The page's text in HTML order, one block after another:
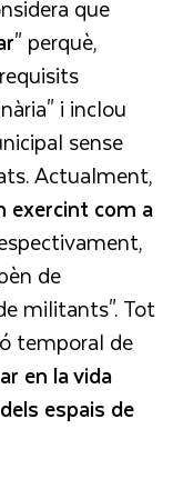
que
" perquè,
i inclou
sense
Actualment,
exercint com a
de
militants". Tot
temporal de
en la vida
espais de